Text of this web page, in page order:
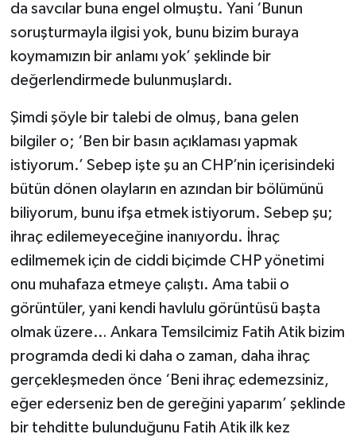
da savcılar buna engel olmuştu. Yani ‘Bunun
soruşturmayla ilgisi yok, bunu bizim buraya
koymamızın bir anlamı yok’ şeklinde bir
değerlendirmede bulunmuşlardı.
Şimdi şöyle bir talebi de olmuş, bana gelen
bilgiler o; ‘Ben bir basın açıklaması yapmak
istiyorum.’ Sebep işte şu an CHP’nin içerisindeki
bütün dönen olayların en azından bir bölümünü
biliyorum, bunu ifşa etmek istiyorum. Sebep şu;
ihraç edilemeyeceğine inanıyordu. İhraç
edilmemek için de ciddi biçimde CHP yönetimi
onu muhafaza etmeye çalıştı. Ama tabii o
görüntüler, yani kendi havlulu görüntüsü başta
olmak üzere… Ankara Temsilcimiz Fatih Atik bizim
programda dedi ki daha o zaman, daha ihraç
gerçekleşmeden önce ‘Beni ihraç edemezsiniz,
eğer ederseniz ben de gereğini yaparım’ şeklinde
bir tehditte bulunduğunu Fatih Atik ilk kez